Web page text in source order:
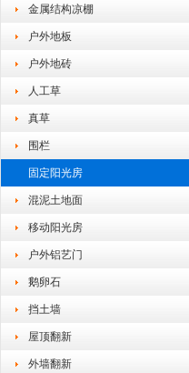
金属结构凉棚
户外地板
户外地砖
人工草
真草
围栏
固定阳光房
混泥土地面
移动阳光房
户外铝艺门
鹅卵石
挡土墙
屋顶翻新
外墙翻新